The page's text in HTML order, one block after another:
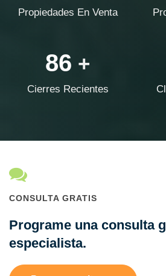
Propiedades En Venta
86 +
Cierres Recientes
CONSULTA GRATIS
Programe una consulta
especialista.